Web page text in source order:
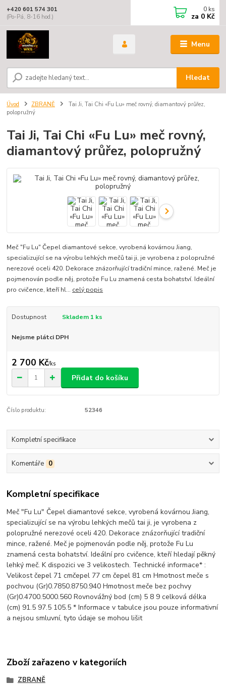
Menu
Hledat
+420 601 574 301
(Po-Pá, 8-16 hod.)
0 ks
za 0 Kč
Úvod ZBRANĚ
Tai Ji, Tai Chi «Fu Lu» meč rovný, diamantový průřez,
polopružný
Tai Ji, Tai Chi «Fu Lu» meč rovný,
diamantový průřez, polopružný
Meč "Fu Lu" Čepel diamantové sekce, vyrobená kovárnou Jiang,
specializující se na výrobu lehkých mečů tai ji, je vyrobena z polopružné
nerezové oceli 420. Dekorace znázorňující tradiční mince, ražené. Meč je
pojmenován podle něj, protože Fu Lu znamená cesta bohatství. Ideální
pro cvičence, kteří hl... celý popis
Dostupnost Skladem 1 ks
Nejsme plátci DPH
2 700 Kč/ks
Přidat do košíku
Číslo produktu: 52346
Kompletní specifikace
Komentáře 0
Kompletní specifikace
Meč "Fu Lu" Čepel diamantové sekce, vyrobená kovárnou Jiang,
specializující se na výrobu lehkých mečů tai ji, je vyrobena z
polopružné nerezové oceli 420. Dekorace znázorňující tradiční
mince, ražené. Meč je pojmenován podle něj, protože Fu Lu
znamená cesta bohatství. Ideální pro cvičence, kteří hledají pěkný
lehký meč. K dispozici ve 3 velikostech. Technické informace* :
Velikost čepel 71 cmčepel 77 cm čepel 81 cm Hmotnost meče s
pochvou (Gr)0.7850.8750.940 Hmotnost meče bez pochvy
(Gr)0.4700.5000.560 Rovnovážný bod (cm) 5 8 9 celková délka
(cm) 91.5 97.5 105.5 * Informace v tabulce jsou pouze informativní
a nejsou smluvní, tyto údaje se mohou lišit
Zboží zařazeno v kategoriích
ZBRANĚ